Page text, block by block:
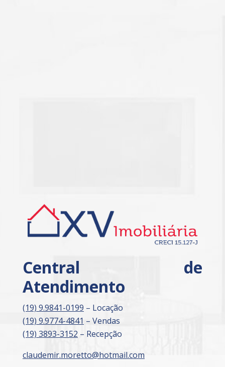
Central de
Atendimento
(19) 9.9841-0199 – Locação
(19) 9.9774-4841 – Vendas
(19) 3893-3152 – Recepção
claudemir.moretto@hotmail.com